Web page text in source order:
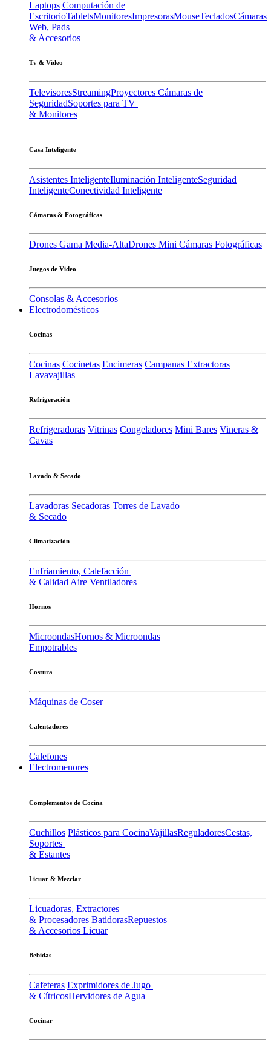
Laptops Computación de
EscritorioTabletsMonitoresImpresorasMouseTecladosCámaras
Web, Pads
& Accesorios
Tv & Video
TelevisoresStreamingProyectores Cámaras de
SeguridadSoportes para TV
& Monitores
Casa Inteligente
Asistentes InteligenteIluminación InteligenteSeguridad
InteligenteConectividad Inteligente
Cámaras & Fotográficas
Drones Gama Media-AltaDrones Mini Cámaras Fotográficas
Juegos de Video
Consolas & Accesorios
Electrodomésticos
Cocinas
Cocinas Cocinetas Encimeras Campanas Extractoras
Lavavajillas
Refrigeración
Refrigeradoras Vitrinas Congeladores Mini Bares Vineras &
Cavas
Lavado & Secado
Lavadoras Secadoras Torres de Lavado
& Secado
Climatización
Enfriamiento, Calefacción
& Calidad Aire Ventiladores
Hornos
MicroondasHornos & Microondas
Empotrables
Costura
Máquinas de Coser
Calentadores
Calefones
Electromenores
Complementos de Cocina
Cuchillos Plásticos para CocinaVajillasReguladoresCestas,
Soportes
& Estantes
Licuar & Mezclar
Licuadoras, Extractores
& Procesadores BatidorasRepuestos
& Accesorios Licuar
Bebidas
Cafeteras Exprimidores de Jugo
& CítricosHervidores de Agua
Cocinar